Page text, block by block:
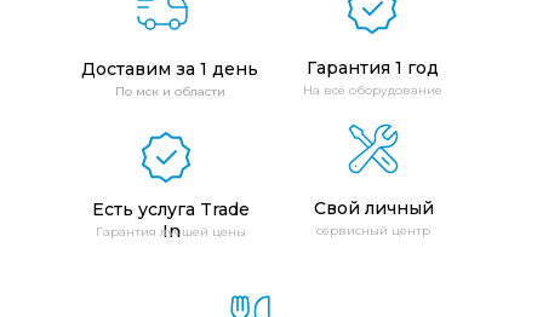
Доставим за 1 день
По мск и области
Гарантия 1 год
На всё оборудование
Есть услуга Trade
In
Гарантия лучшей цены
Свой личный
сервисный центр